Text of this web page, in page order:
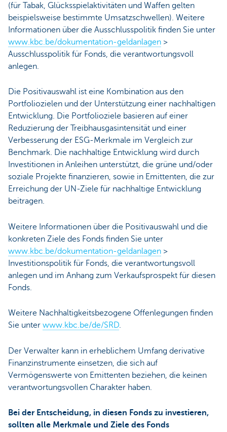
(für Tabak, Glücksspielaktivitäten und Waffen gelten
beispielsweise bestimmte Umsatzschwellen). Weitere
Informationen über die Ausschlusspolitik finden Sie unter
www.kbc.be/dokumentation-geldanlagen >
Ausschlusspolitik für Fonds, die verantwortungsvoll
anlegen.
Die Positivauswahl ist eine Kombination aus den
Portfoliozielen und der Unterstützung einer nachhaltigen
Entwicklung. Die Portfolioziele basieren auf einer
Reduzierung der Treibhausgasintensität und einer
Verbesserung der ESG-Merkmale im Vergleich zur
Benchmark. Die nachhaltige Entwicklung wird durch
Investitionen in Anleihen unterstützt, die grüne und/oder
soziale Projekte finanzieren, sowie in Emittenten, die zur
Erreichung der UN-Ziele für nachhaltige Entwicklung
beitragen.
Weitere Informationen über die Positivauswahl und die
konkreten Ziele des Fonds finden Sie unter
www.kbc.be/dokumentation-geldanlagen >
Investitionspolitik für Fonds, die verantwortungsvoll
anlegen und im Anhang zum Verkaufsprospekt für diesen
Fonds.
Weitere Nachhaltigkeitsbezogene Offenlegungen finden
Sie unter www.kbc.be/de/SRD.
Der Verwalter kann in erheblichem Umfang derivative
Finanzinstrumente einsetzen, die sich auf
Vermögenswerte von Emittenten beziehen, die keinen
verantwortungsvollen Charakter haben.
Bei der Entscheidung, in diesen Fonds zu investieren,
sollten alle Merkmale und Ziele des Fonds